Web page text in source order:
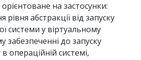
на застосунки:
рівня абстракції від запуску
системи у віртуальному
забезпеченні до запуску
в операційній системі,